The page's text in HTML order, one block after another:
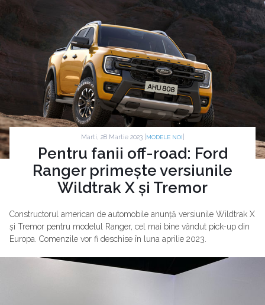
Marti, 28 Martie 2023 | MODELE NOI
Pentru fanii off-road: Ford
Ranger primește versiunile
Wildtrak X și Tremor
Constructorul american de automobile anunță versiunile Wildtrak X
și Tremor pentru modelul Ranger, cel mai bine vândut pick-up din
Europa. Comenzile vor fi deschise în luna aprilie 2023.